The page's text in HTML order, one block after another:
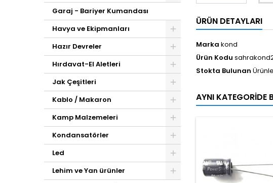
Garaj - Bariyer Kumandası
Havya ve Ekipmanları
Hazır Devreler
Hırdavat-El Aletleri
Jak Çeşitleri
Kablo / Makaron
Kamp Malzemeleri
Kondansatörler
Led
Lehim ve Yan ürünler
ÜRÜN DETAYLARI
Marka kond
Ürün Kodu
Stokta Bulunan
AYNI KATEGORIDE